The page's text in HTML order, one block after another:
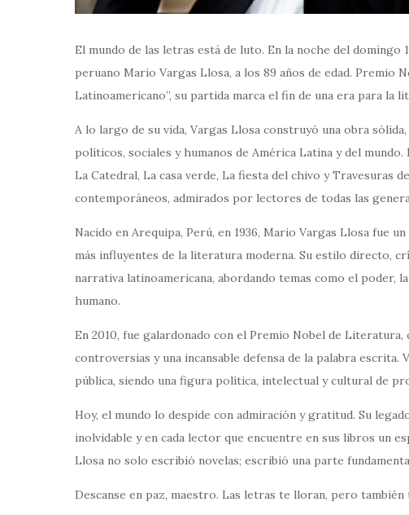
El mundo de las letras está de luto. En la noche del
peruano Mario Vargas Llosa, a los 89 años de edad. Premio
Latinoamericano”, su partida marca el fin de una era para la
A lo largo de su vida, Vargas Llosa construyó una obra
políticos, sociales y humanos de América Latina y del
La Catedral, La casa verde, La fiesta del chivo y Travesuras
contemporáneos, admirados por lectores de todas las
Nacido en Arequipa, Perú, en 1936, Mario Vargas Llosa fue
más influyentes de la literatura moderna. Su estilo directo,
narrativa latinoamericana, abordando temas como el poder,
humano.
En 2010, fue galardonado con el Premio Nobel de
controversias y una incansable defensa de la palabra
pública, siendo una figura política, intelectual y cultural de
Hoy, el mundo lo despide con admiración y gratitud. Su
inolvidable y en cada lector que encuentre en sus libros un
Llosa no solo escribió novelas; escribió una parte
Descanse en paz, maestro. Las letras te lloran, pero también